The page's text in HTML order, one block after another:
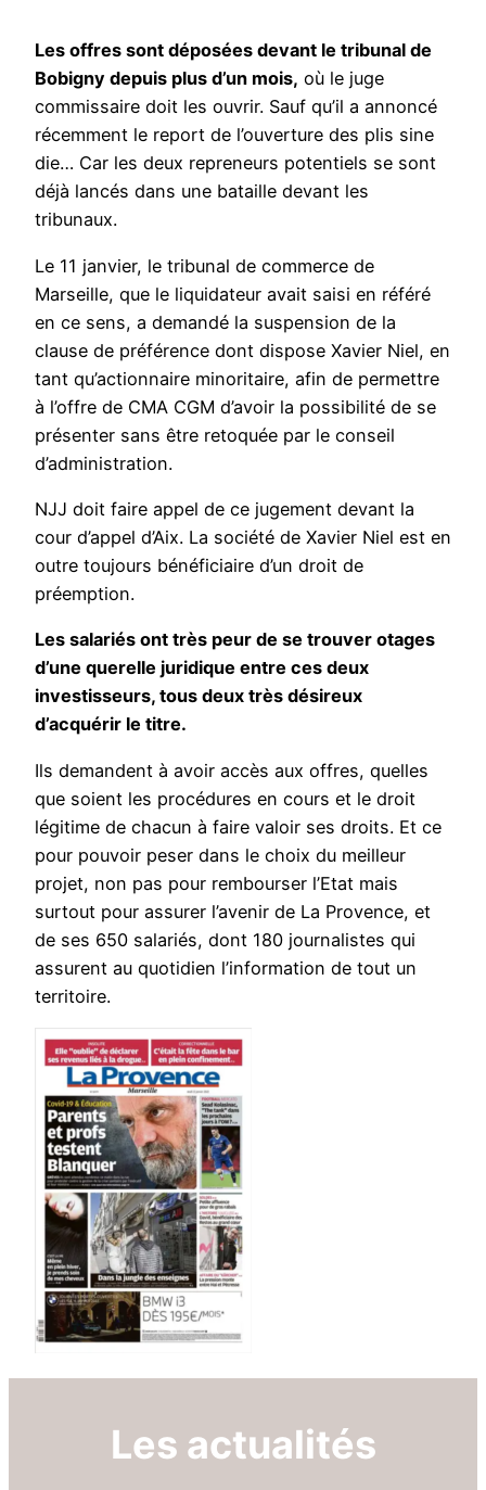
Les offres sont déposées devant le tribunal de
Bobigny depuis plus d’un mois, où le juge
commissaire doit les ouvrir. Sauf qu’il a annoncé
récemment le report de l’ouverture des plis sine
die… Car les deux repreneurs potentiels se sont
déjà lancés dans une bataille devant les
tribunaux.
Le 11 janvier, le tribunal de commerce de
Marseille, que le liquidateur avait saisi en référé
en ce sens, a demandé la suspension de la
clause de préférence dont dispose Xavier Niel, en
tant qu’actionnaire minoritaire, afin de permettre
à l’offre de CMA CGM d’avoir la possibilité de se
présenter sans être retoquée par le conseil
d’administration.
NJJ doit faire appel de ce jugement devant la
cour d’appel d’Aix. La société de Xavier Niel est en
outre toujours bénéficiaire d’un droit de
préemption.
Les salariés ont très peur de se trouver otages
d’une querelle juridique entre ces deux
investisseurs, tous deux très désireux
d’acquérir le titre.
Ils demandent à avoir accès aux offres, quelles
que soient les procédures en cours et le droit
légitime de chacun à faire valoir ses droits. Et ce
pour pouvoir peser dans le choix du meilleur
projet, non pas pour rembourser l’Etat mais
surtout pour assurer l’avenir de La Provence, et
de ses 650 salariés, dont 180 journalistes qui
assurent au quotidien l’information de tout un
territoire.
Les actualités